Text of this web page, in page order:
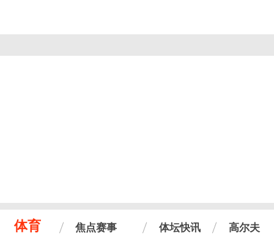
体育 焦点赛事 体坛快讯 高尔夫